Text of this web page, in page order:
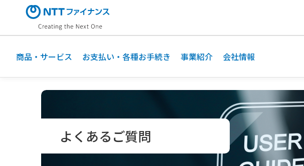
ン
商品・サービス お支払い・各種お手続き 事業紹介 会社情報
よくあるご質問